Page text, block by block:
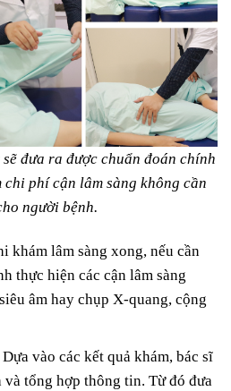
đưa ra được chuẩn đoán chính
phí cận lâm sàng không cần
người bệnh.
khám lâm sàng xong, nếu cần
thực hiện các cận lâm sàng
âm hay chụp X-quang, cộng
Dựa vào các kết quả khám, bác sĩ
và tổng hợp thông tin. Từ đó đưa